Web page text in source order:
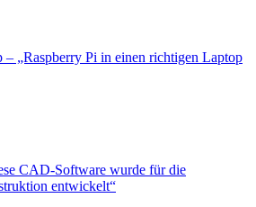
„Raspberry Pi in einen richtigen Laptop
CAD-Software wurde für die
entwickelt“